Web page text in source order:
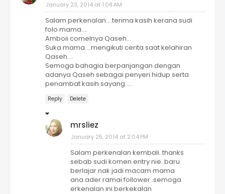
January 23, 2014 at 1:08 AM
Salam perkenalan....terima kasih kerana sudi
folo mama....
Amboii comelnya Qaseh...
Suka mama....mengikuti cerita saat kelahiran
Qaseh....
Semoga bahagia berpanjangan dengan
adanya Qaseh sebagai penyeri hidup serta
penambat kasih sayang.....
Reply Delete
mrsliez
January 25, 2014 at 2:04 PM
Salam perkenalan kembali..thanks
sebab sudi komen entry nie..baru
berlajar nak jadi macam mama
ana.ader ramai follower..semoga
erkenalan ini berkekalan